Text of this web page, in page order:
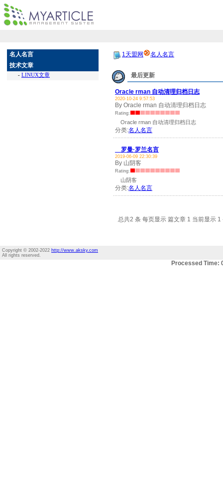
名人名言
技术文章
- LINUX文章
1天盟网 名人名言
最后更新
Oracle rman 自动清理归档日志
2020-10-24 9:57:53
By Oracle rman 自动清理归档日志
Rating:
Oracle rman 自动清理归档日志
分类:名人名言
罗曼·罗兰名言
2019-06-09 22:30:39
By 山阴客
Rating:
山阴客
分类:名人名言
总共2 条 每页显示 篇文章 1 当前显示 1
Copyright © 2002-2022 http://www.aksky.com
All rights reserved.
Processed Time: